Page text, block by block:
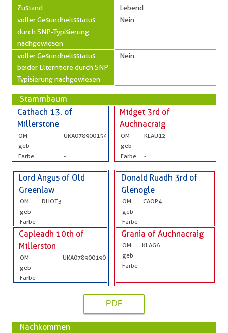
Zustand
Lebend
voller Gesundheitsstatus
durch SNP-Typisierung
nachgewiesen
Nein
voller Gesundheitsstatus
beider Elterntiere durch SNP-
Typisierung nachgewiesen
Nein
Stammbaum
Cathach 13. of
Millerstone
OM
UKA078900154
geb
Farbe
-
Midget 3rd of
Auchnacraig
OM
KLAU12
geb
Farbe
-
Lord Angus of Old
Greenlaw
OM
DHOT3
geb
Farbe
-
Capleadh 10th of
Millerston
OM
UKA078900190
geb
Farbe
-
Donald Ruadh 3rd of
Glenogle
OM
CAOP4
geb
Farbe
-
Grania of Auchnacraig
OM
KLAG6
geb
Farbe -
PDF
Nachkommen